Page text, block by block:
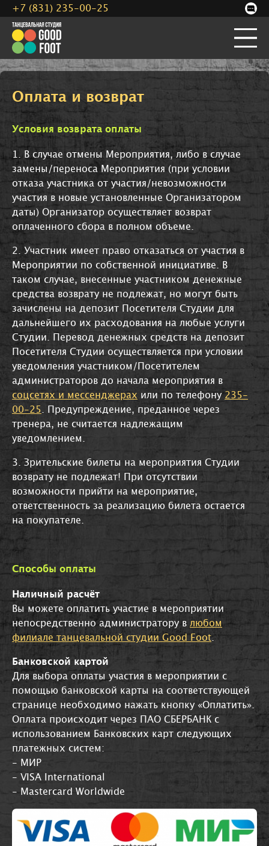
Оплата и возврат
Условия возврата оплаты
1. В случае отмены Мероприятия, либо в случае
замены/переноса Мероприятия (при условии
отказа участника от участия/невозможности
участия в новые установленные Организатором
даты) Организатор осуществляет возврат
оплаченного сбора в полном объеме.
2. Участник имеет право отказаться от участия в
Мероприятии по собственной инициативе. В
таком случае, внесенные участником денежные
средства возврату не подлежат, но могут быть
зачислены на депозит Посетителя Студии для
дальнейшего их расходования на любые услуги
Студии. Перевод денежных средств на депозит
Посетителя Студии осуществляется при условии
уведомления участником/Посетителем
администраторов до начала мероприятия в
соцсетях и мессенджерах или по телефону 235-
00-25 . Предупреждение, преданное через
тренера, не считается надлежащим
уведомлением.
3. Зрительские билеты на мероприятия Студии
возврату не подлежат!
При отсутствии
возможности прийти на мероприятие,
ответственность за реализацию билета остается
на покупателе.
Способы оплаты
Наличный расчёт
Вы можете оплатить участие в мероприятии
непосредственно администратору в любом
филиале танцевальной студии Good Foot.
Банковской картой
Для выбора оплаты участия в мероприятии с
помощью банковской карты на соответствующей
странице необходимо нажать кнопку «Оплатить».
Оплата происходит через ПАО СБЕРБАНК с
использованием Банковских карт следующих
платежных систем:
- МИР
- VISA International
- Mastercard Worldwide
+7 (831) 235-00-25